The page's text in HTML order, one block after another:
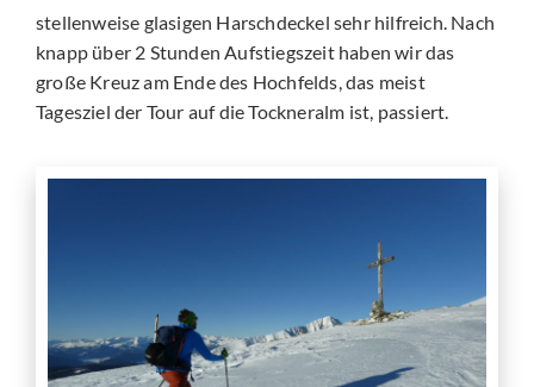
stellenweise glasigen Harschdeckel sehr hilfreich. Nach
knapp über 2 Stunden Aufstiegszeit haben wir das
große Kreuz am Ende des Hochfelds, das meist
Tagesziel der Tour auf die Tockneralm ist, passiert.